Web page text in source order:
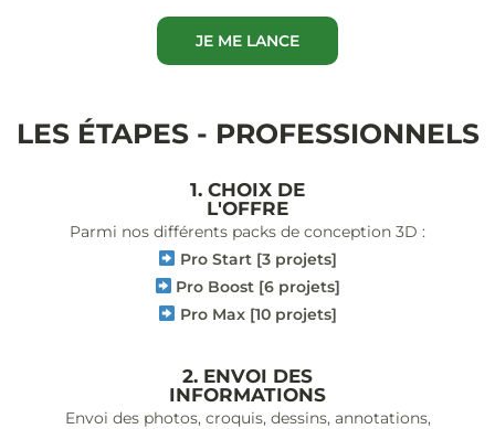
JE ME LANCE
LES ÉTAPES - PROFESSIONNELS
1. CHOIX DE
L'OFFRE
Parmi nos différents packs de conception 3D :
Pro Start [3 projets]
Pro Boost [6 projets]
Pro Max [10 projets]
2. ENVOI DES
INFORMATIONS
Envoi des photos, croquis, dessins, annotations,